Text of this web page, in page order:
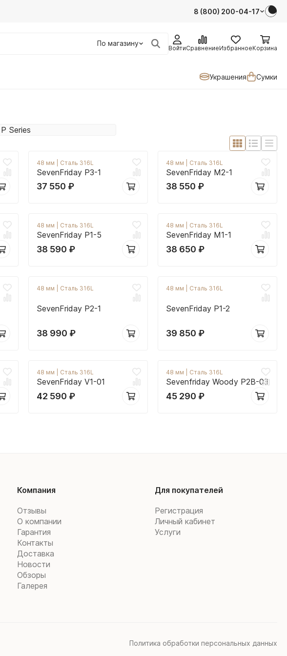
8 (800) 200-04-17
По магазину
ВойтиСравнениеИзбранноеКорзина
Украшения Сумки
P Series
48 мм Сталь 316L
SevenFriday P3-1
37 550 ₽
48 мм Сталь 316L
SevenFriday M2-1
38 550 ₽
48 мм Сталь 316L
SevenFriday P1-5
38 590 ₽
48 мм Сталь 316L
SevenFriday M1-1
38 650 ₽
48 мм Сталь 316L
SevenFriday P2-1
38 990 ₽
48 мм Сталь 316L
SevenFriday P1-2
39 850 ₽
48 мм Сталь 316L
SevenFriday V1-01
42 590 ₽
48 мм Сталь 316L
Sevenfriday Woody P2B-03
45 290 ₽
Компания
Отзывы
О компании
Гарантия
Контакты
Доставка
Новости
Обзоры
Галерея
Для покупателей
Регистрация
Личный кабинет
Услуги
Политика обработки персональных данных